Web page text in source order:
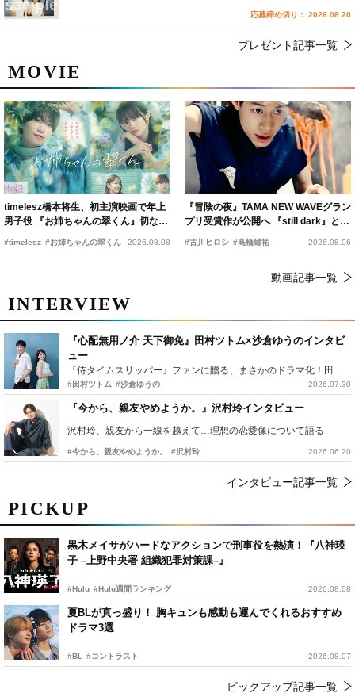
PICKUP
黒木メイサがハードなアクションで刑事役を熱演！『八神瑛
子 –上野中央署 組織犯罪対策課–』
#Hulu #Hulu週間ランキング 2026.08.08
夏BLが真っ盛り！ 胸キュンも感動も運んでくれるおすすめ
ドラマ3選
#BL #コントラスト 2026.08.07
ピックアップ記事一覧
MOVIE
timelesz橋本将生、初主演映画で年上
男子役 『お姉ちゃんの翠くん』切ない
恋の幕開けを予感
#timelesz #お姉ちゃんの翠くん 2026.08.08
『冒険の夜』TAMA NEW WAVEグラン
プリ受賞作が公開へ 『still dark』と同
時上映決定
#古川ヒロシ #髙橋雄祐 2026.08.06
動画記事一覧
INTERVIEW
『心配無用ノ介 天下御免』田村ツトム×沙倉ゆうのインタビ
ュー
『侍タイムスリッパー』ファンに贈る、まさかのドラマ化！田村ツトム×沙倉ゆうのが語る『心配無用ノ介』撮影秘話
#田村ツトム #沙倉ゆうの 2026.07.30
『今から、親友やめようか。』沢村玲インタビュー
沢村玲、親友から一線を越えて…理想の恋愛像について語る
#今から、親友やめようか。 #沢村玲 2026.06.20
インタビュー記事一覧
応募締め切り： 2026.08.20
プレゼント記事一覧